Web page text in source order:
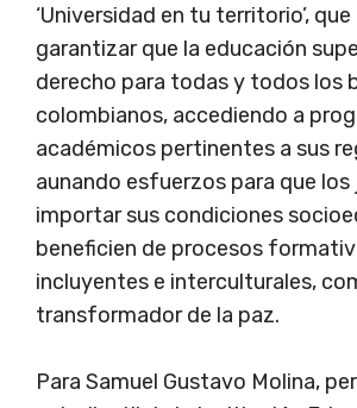
‘Universidad en tu territorio’,
garantizar que la educación
derecho para todas y todos los
colombianos, accediendo a
académicos pertinentes a sus
aunando esfuerzos para que los
importar sus condiciones
beneficien de procesos
incluyentes e interculturales,
transformador de la paz.
Para Samuel Gustavo Molina,